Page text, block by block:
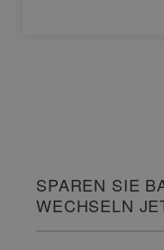
SPAREN SIE
WECHSELN